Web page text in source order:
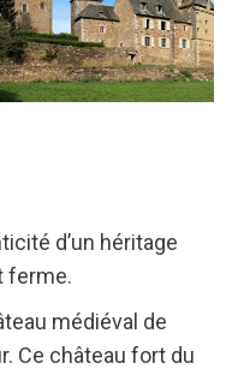
d’un héritage
ferme.
médiéval de
Ce château fort du